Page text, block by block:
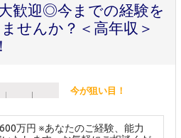
大歓迎◎今までの経験を
せんか？＜高年収＞
今が狙い目！
万円 ※あなたのご経験、能力